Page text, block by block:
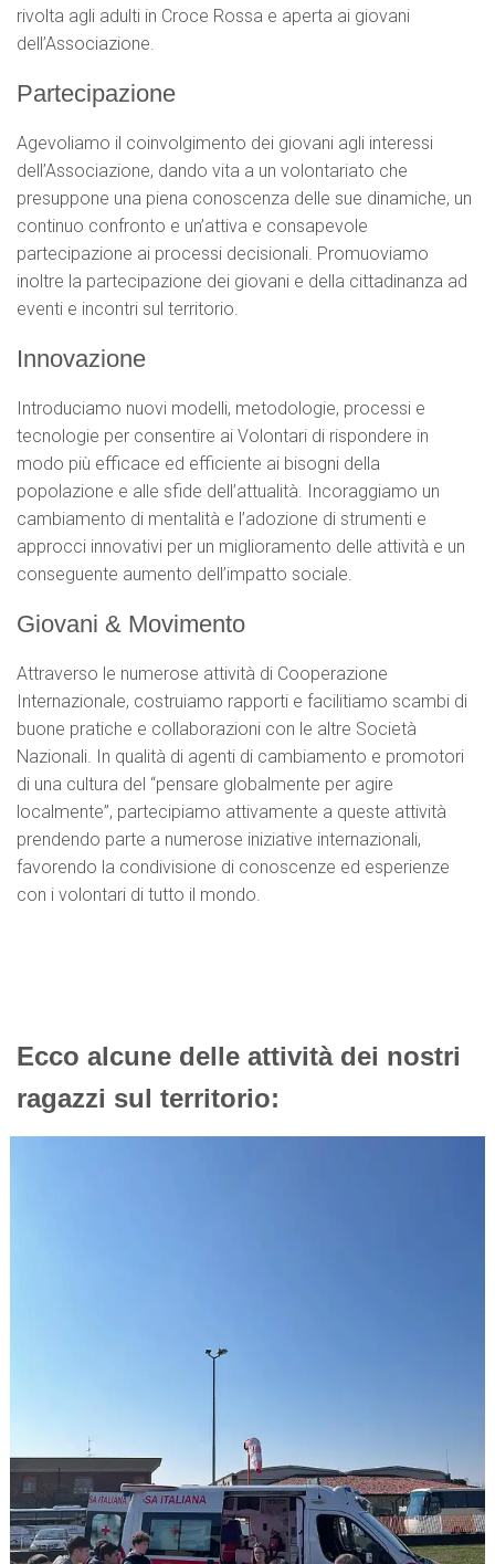
rivolta agli adulti in Croce Rossa e aperta ai giovani
dell’Associazione.
Partecipazione
Agevoliamo il coinvolgimento dei giovani agli interessi
dell’Associazione, dando vita a un volontariato che
presuppone una piena conoscenza delle sue dinamiche, un
continuo confronto e un’attiva e consapevole
partecipazione ai processi decisionali. Promuoviamo
inoltre la partecipazione dei giovani e della cittadinanza ad
eventi e incontri sul territorio.
Innovazione
Introduciamo nuovi modelli, metodologie, processi e
tecnologie per consentire ai Volontari di rispondere in
modo più efficace ed efficiente ai bisogni della
popolazione e alle sfide dell’attualità. Incoraggiamo un
cambiamento di mentalità e l’adozione di strumenti e
approcci innovativi per un miglioramento delle attività e un
conseguente aumento dell’impatto sociale.
Giovani & Movimento
Attraverso le numerose attività di Cooperazione
Internazionale, costruiamo rapporti e facilitiamo scambi di
buone pratiche e collaborazioni con le altre Società
Nazionali. In qualità di agenti di cambiamento e promotori
di una cultura del “pensare globalmente per agire
localmente”, partecipiamo attivamente a queste attività
prendendo parte a numerose iniziative internazionali,
favorendo la condivisione di conoscenze ed esperienze
con i volontari di tutto il mondo.
Ecco alcune delle attività dei nostri
ragazzi sul territorio: